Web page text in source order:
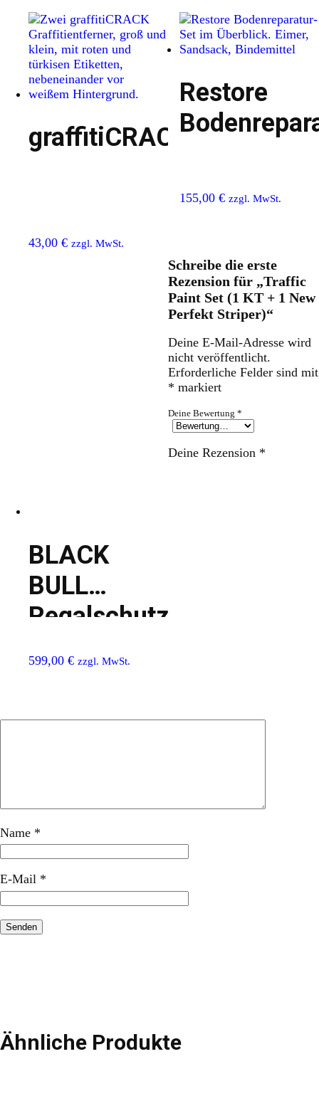
graffitiCRACK
43,00 € zzgl. MwSt.
Restore
155,00€ zzgl. MwSt.
BLACK
BULL
Regalschutz-
599,00 € zzgl. MwSt.
Schreibe die erste
Rezension für „Traffic
Paint Set (1 KT + 1 New
Perfekt Striper)“
Deine E-Mail-Adresse wird
nicht veröffentlicht.
Erforderliche Felder sind mit
* markiert
Deine Bewertung *
Deine Rezension *
Name *
E-Mail *
Ähnliche Produkte